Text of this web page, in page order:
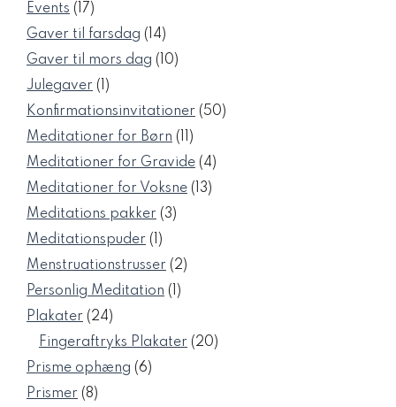
Events 1717
varer
Gaver til farsdag 1414
varer
Gaver til mors dag 1010
Julegaver
1
vare
Konfirmationsinvitationer 5050
Meditationer for Børn
11
varer
Meditationer for Gravide 44
Meditationer for Voksne 1313
Meditations pakker 33
Meditationspuder
1
vare
Menstruationstrusser 22
Personlig Meditation
1
Plakater 2424
varer
Fingeraftryks Plakater 2020
Prisme ophæng 66
Prismer 88